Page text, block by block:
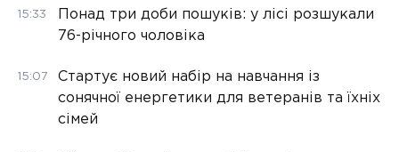
15:33
Понад три доби пошуків: у лісі розшукали
76-річного чоловіка
15:07
Стартує новий набір на навчання із
сонячної енергетики для ветеранів та їхніх
сімей